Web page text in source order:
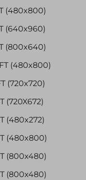
(480x800)
(640x960)
(800x640)
(480x800)
(720x720)
(720X672)
(480x272)
(480x800)
(800x480)
(800x480)